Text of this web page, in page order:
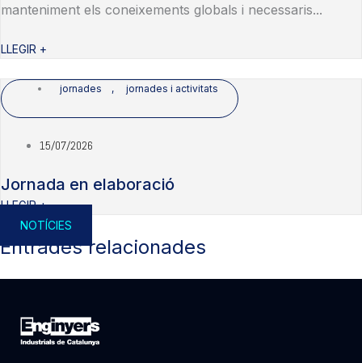
manteniment els coneixements globals i necessaris...
LLEGIR +
jornades , jornades i activitats
15/07/2026
Jornada en elaboració
LLEGIR +
NOTÍCIES
Entrades relacionades